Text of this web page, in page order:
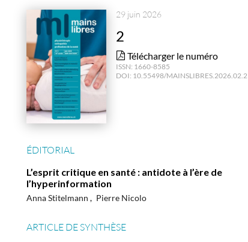
29 juin 2026
2
Télécharger le numéro
ISSN: 1660-8585
DOI: 10.55498/MAINSLIBRES.2026.02.2
ÉDITORIAL
L’esprit critique en santé : antidote à l’ère de
l’hyperinformation
Anna Stitelmann Pierre Nicolo
ARTICLE DE SYNTHÈSE